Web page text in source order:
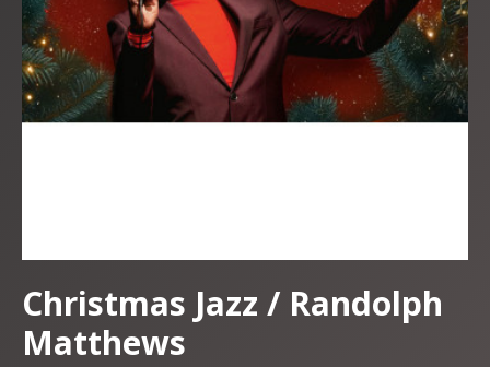
Christmas Jazz / Randolph
Matthews